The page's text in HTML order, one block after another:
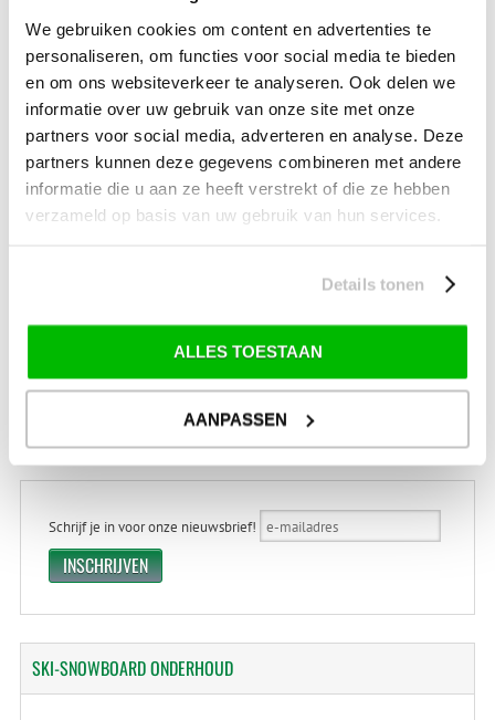
We gebruiken cookies om content en advertenties te
personaliseren, om functies voor social media te bieden
en om ons websiteverkeer te analyseren. Ook delen we
informatie over uw gebruik van onze site met onze
partners voor social media, adverteren en analyse. Deze
partners kunnen deze gegevens combineren met andere
informatie die u aan ze heeft verstrekt of die ze hebben
verzameld op basis van uw gebruik van hun services.
Details tonen
ALLES TOESTAAN
AANPASSEN
SALE Schaatsen
VERZENDKOSTEN: € 8,99
GEEN VERZENDKOSTEN BOVEN € 175,-
(bij verzending via Pakketdienst tot 10 kg)*
Levertijd: 2-4 werkdagen
afwijkende tarieven en levertermijnen gelden. Deze staan vermeld bij de artikelen.
Waar is ons bedrijf gevestigd?
Drentse Poort 7
+31 (0) 599-613946
Schrijf je in voor onze nieuwsbrief!
SKI-SNOWBOARDONDERHOUD